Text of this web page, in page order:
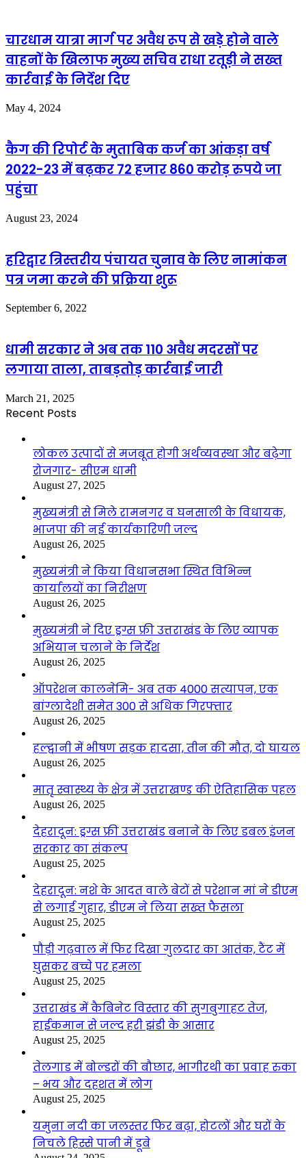
चारधाम यात्रा मार्ग पर अवैध रूप से खड़े होने वाले
वाहनों के खिलाफ मुख्य सचिव राधा रतूड़ी ने सख्त
कार्रवाई के निर्देश दिए
May 4, 2024
कैग की रिपोर्ट के मुताबिक कर्ज का आंकड़ा वर्ष
2022-23 में बढ़कर 72 हजार 860 करोड़ रुपये जा
पहुंचा
August 23, 2024
हरिद्वार त्रिस्तरीय पंचायत चुनाव के लिए नामांकन
पत्र जमा करने की प्रक्रिया शुरू
September 6, 2022
धामी सरकार ने अब तक 110 अवैध मदरसों पर
लगाया ताला, ताबड़तोड़ कार्रवाई जारी
March 21, 2025
Recent Posts
लोकल उत्पादों से मजबूत होगी अर्थव्यवस्था और बढ़ेगा
रोजगार- सीएम धामी
August 27, 2025
मुख्यमंत्री से मिले रामनगर व घनसाली के विधायक,
भाजपा की नई कार्यकारिणी जल्द
August 26, 2025
मुख्यमंत्री ने किया विधानसभा स्थित विभिन्न
कार्यालयों का निरीक्षण
August 26, 2025
मुख्यमंत्री ने दिए ड्रग्स फ्री उत्तराखंड के लिए व्यापक
अभियान चलाने के निर्देश
August 26, 2025
ऑपरेशन कालनेमि- अब तक 4000 सत्यापन, एक
बांग्लादेशी समेत 300 से अधिक गिरफ्तार
August 26, 2025
हल्द्वानी में भीषण सड़क हादसा, तीन की मौत, दो घायल
August 26, 2025
मातृ स्वास्थ्य के क्षेत्र में उत्तराखण्ड की ऐतिहासिक पहल
August 26, 2025
देहरादून: ड्रग्स फ्री उत्तराखंड बनाने के लिए डबल इंजन
सरकार का संकल्प
August 25, 2025
देहरादून: नशे के आदत वाले बेटों से परेशान मां ने डीएम
से लगाई गुहार, डीएम ने लिया सख्त फैसला
August 25, 2025
पौड़ी गढ़वाल में फिर दिखा गुलदार का आतंक, टैंट में
घुसकर बच्चे पर हमला
August 25, 2025
उत्तराखंड में कैबिनेट विस्तार की सुगबुगाहट तेज,
हाईकमान से जल्द हरी झंडी के आसार
August 25, 2025
तेलगाड में बोल्डरों की बौछार, भागीरथी का प्रवाह रुका
– भय और दहशत में लोग
August 25, 2025
यमुना नदी का जलस्तर फिर बढ़ा, होटलों और घरों के
निचले हिस्से पानी में डूबे